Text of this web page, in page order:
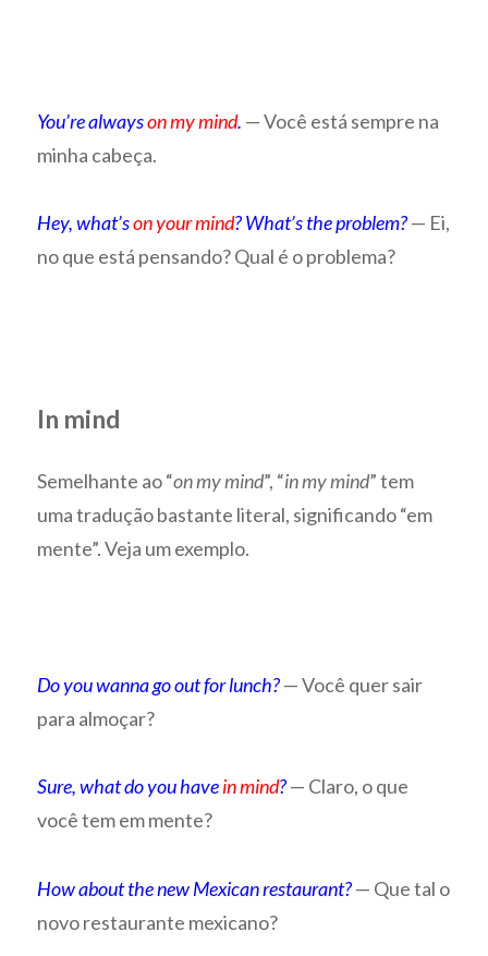
You’re alwayson my mind. — Você está sempre na
minha cabeça.
Hey, what’son your mind? What’s the problem?— Ei,
no que está pensando? Qual é o problema?
In mind
Semelhante ao “on my mind”, “in my mind” tem
uma tradução bastante literal, significando “em
mente”. Veja um exemplo.
Do you wanna go out for lunch?— Você quer sair
para almoçar?
Sure, what do you havein mind?— Claro, o que
você tem em mente?
How about the new Mexican restaurant?— Que tal o
novo restaurante mexicano?